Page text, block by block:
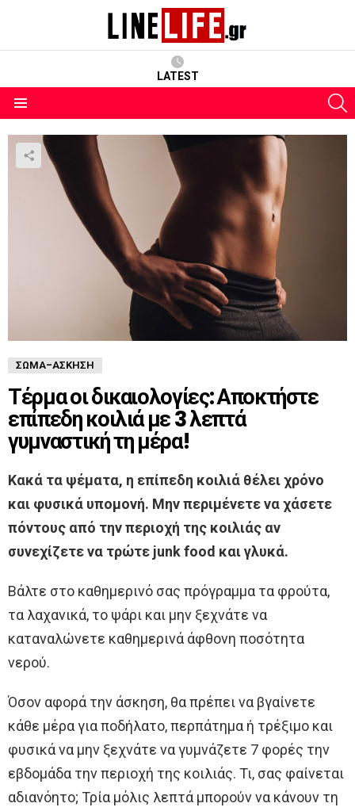
LATEST
ΣΏΜΑ-ΆΣΚΗΣΗ
Τέρμα οι δικαιολογίες: Αποκτήστε
επίπεδη κοιλιά με 3 λεπτά
γυμναστική τη μέρα!
Κακά τα ψέματα, η επίπεδη κοιλιά θέλει χρόνο
και φυσικά υπομονή. Μην περιμένετε να χάσετε
πόντους από την περιοχή της κοιλιάς αν
συνεχίζετε να τρώτε junk food και γλυκά.
Βάλτε στο καθημερινό σας πρόγραμμα τα φρούτα,
τα λαχανικά, το ψάρι και μην ξεχνάτε να
καταναλώνετε καθημερινά άφθονη ποσότητα
νερού.
Όσον αφορά την άσκηση, θα πρέπει να βγαίνετε
κάθε μέρα για ποδήλατο, περπάτημα ή τρέξιμο και
φυσικά να μην ξεχνάτε να γυμνάζετε 7 φορές την
εβδομάδα την περιοχή της κοιλιάς. Τι, σας φαίνεται
αδιανόητο; Τρία μόλις λεπτά μπορούν να κάνουν τη